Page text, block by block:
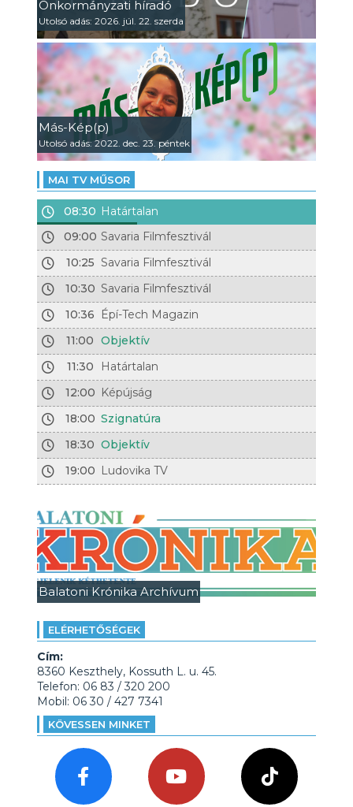
Önkormányzati híradó
Utolsó adás: 2026. júl. 22. szerda
Más-Kép(p)
Utolsó adás: 2022. dec. 23. péntek
MAI TV MŰSOR
08:30 Határtalan
09:00 Savaria Filmfesztivál
10:25 Savaria Filmfesztivál
10:30 Savaria Filmfesztivál
10:36
Épí-Tech Magazin
11:00 Objektív
11:30
Határtalan
12:00 Képújság
18:00 Szignatúra
18:30 Objektív
19:00 Ludovika TV
Balatoni Krónika Archívum
ELÉRHETŐSÉGEK
Cím:
8360 Keszthely, Kossuth L. u. 45.
Telefon: 06 83 / 320 200
Mobil: 06 30 / 427 7341
KÖVESSEN MINKET